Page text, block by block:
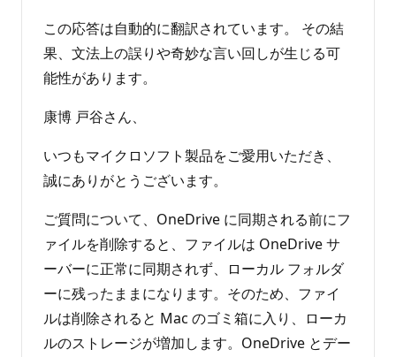
せ
ん
この応答は自動的に翻訳されています。 その結
果、文法上の誤りや奇妙な言い回しが生じる可
能性があります。
康博 戸谷さん、
いつもマイクロソフト製品をご愛用いただき、
誠にありがとうございます。
ご質問について、OneDrive に同期される前にフ
ァイルを削除すると、ファイルは OneDrive サ
ーバーに正常に同期されず、ローカル フォルダ
ーに残ったままになります。そのため、ファイ
ルは削除されると Mac のゴミ箱に入り、ローカ
ルのストレージが増加します。OneDrive とデー